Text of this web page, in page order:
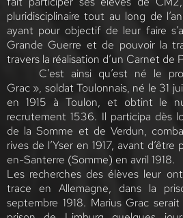
pluridisciplinaire tout au long de
ayant pour objectif de leur faire
Grande Guerre et de pouvoir la
travers la réalisation d’un Carnet de
C’est ainsi qu’est né le
Grac », soldat Toulonnais, né le 31
en 1915 à Toulon, et obtint le
recrutement 1536. Il participa dès
de la Somme et de Verdun,
rives de l’Yser en 1917, avant
en-Santerre (Somme) en avril 1918.
Les recherches des élèves leur
trace en Allemagne, dans la
septembre 1918. Marius Grac